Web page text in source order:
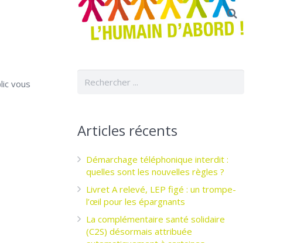
vous
Articles récents
Démarchage téléphonique interdit :
quelles sont les nouvelles règles ?
Livret A relevé, LEP figé : un trompe-
l’œil pour les épargnants ­
La complémentaire santé solidaire
(C2S) désormais attribuée